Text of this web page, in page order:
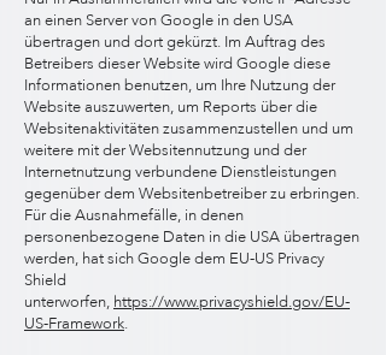
an einen Server von Google in den USA
übertragen und dort gekürzt. Im Auftrag des
Betreibers dieser Website wird Google diese
Informationen benutzen, um Ihre Nutzung der
Website auszuwerten, um Reports über die
Websitenaktivitäten zusammenzustellen und um
weitere mit der Websitennutzung und der
Internetnutzung verbundene Dienstleistungen
gegenüber dem Websitenbetreiber zu erbringen.
Für die Ausnahmefälle, in denen
personenbezogene Daten in die USA übertragen
werden, hat sich Google dem EU-US Privacy
Shield
unterworfen, https://www.privacyshield.gov/EU-
US-Framework.